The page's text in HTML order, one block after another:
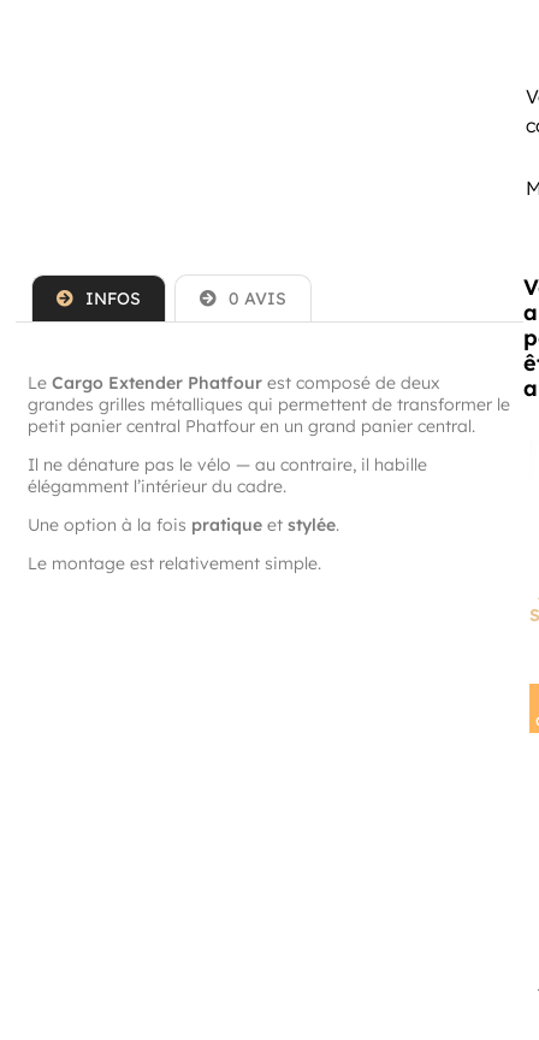
INFOS 0 AVIS
LeCargo Extender Phatfour est composé de deux
grandes grilles métalliques qui permettent de transformer le
petit panier central Phatfour en un grand panier central.
Il ne dénature pas le vélo — au contraire, il habille
élégamment l’intérieur du cadre.
Une option à la fois pratique etstylée.
Le montage est relativement simple.